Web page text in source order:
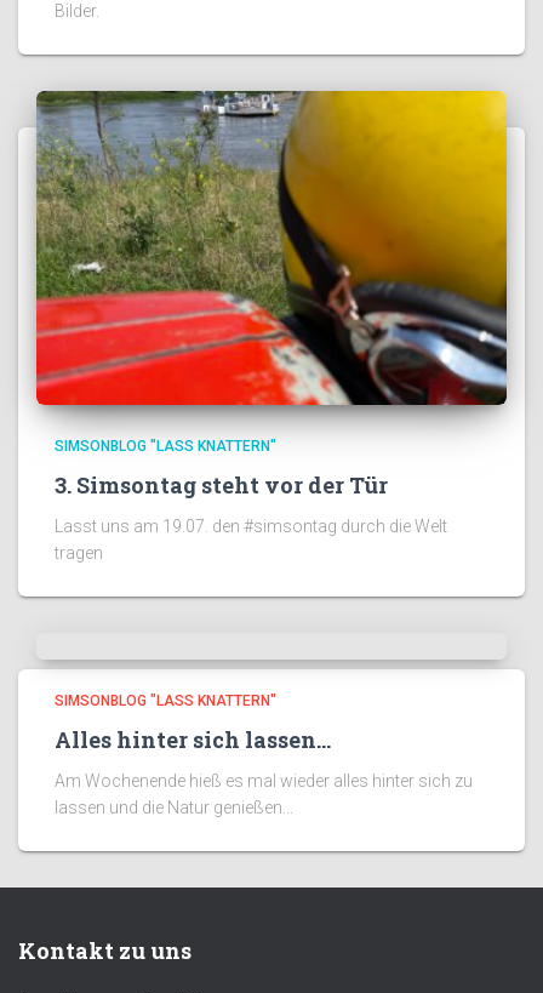
Bilder.
SIMSONBLOG "LASS KNATTERN"
3. Simsontag steht vor der Tür
Lasst uns am 19.07. den #simsontag durch die Welt
tragen
SIMSONBLOG "LASS KNATTERN"
Alles hinter sich lassen…
Am Wochenende hieß es mal wieder alles hinter sich zu
lassen und die Natur genießen...
Kontakt zu uns